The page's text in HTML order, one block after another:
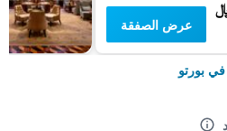
عرض الصفقة
بورتو